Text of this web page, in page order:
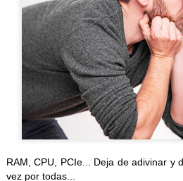
RAM, CPU, PCIe... Deja de adivinar y
vez por todas...